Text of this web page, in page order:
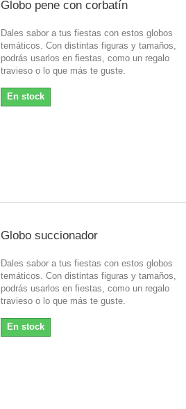
Globo pene con corbatín
Dales sabor a tus fiestas con estos globos
temáticos. Con distintas figuras y tamaños,
podrás usarlos en fiestas, como un regalo
travieso o lo que más te guste.
En stock
Globo succionador
Dales sabor a tus fiestas con estos globos
temáticos. Con distintas figuras y tamaños,
podrás usarlos en fiestas, como un regalo
travieso o lo que más te guste.
En stock